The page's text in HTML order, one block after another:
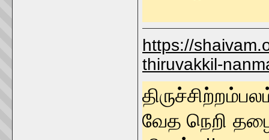
https://
thiruvakkil-
வேத நெறி